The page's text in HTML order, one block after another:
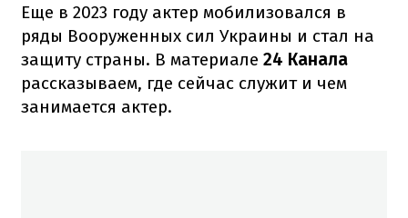
Еще в 2023 году актер мобилизовался в
ряды Вооруженных сил Украины и стал на
защиту страны. В материале 24 Канала
рассказываем, где сейчас служит и чем
занимается актер.